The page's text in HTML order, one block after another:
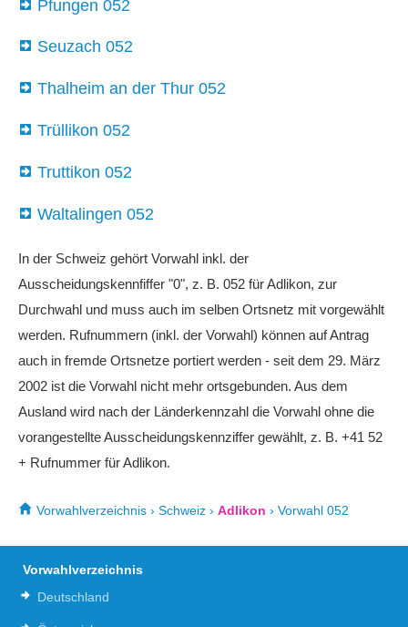
Pfungen 052
Seuzach 052
Thalheim an der Thur 052
Trüllikon 052
Truttikon 052
Waltalingen 052
In der Schweiz gehört Vorwahl inkl. der
Ausscheidungskennfiffer "0", z. B. 052 für Adlikon, zur
Durchwahl und muss auch im selben Ortsnetz mit vorgewählt
werden. Rufnummern (inkl. der Vorwahl) können auf Antrag
auch in fremde Ortsnetze portiert werden - seit dem 29. März
2002 ist die Vorwahl nicht mehr ortsgebunden. Aus dem
Ausland wird nach der Länderkennzahl die Vorwahl ohne die
vorangestellte Ausscheidungskennziffer gewählt, z. B. +41 52
+ Rufnummer für Adlikon.
Vorwahlverzeichnis › Schweiz › Adlikon › Vorwahl 052
Vorwahlverzeichnis
Deutschland